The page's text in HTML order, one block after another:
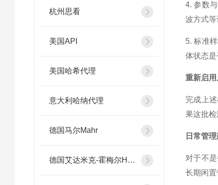
杭州思看
美国API
美国哈希代理
意大利哈纳代理
德国马尔Mahr
德国艾达米克-霍梅尔Hommel
4. 参数
波方式
5. 标准
体状态
重新启
完成上
果这批
日常管
对于不
长期闲